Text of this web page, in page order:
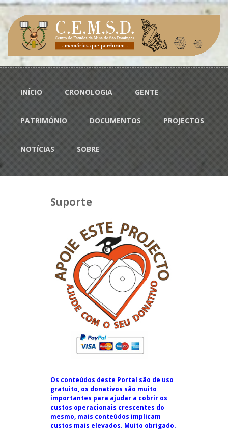
Passar para o conteúdo principal
Menu principal
INÍCIO CRONOLOGIA GENTE
PATRIMÓNIO DOCUMENTOS PROJECTOS
NOTÍCIAS SOBRE
Suporte
Os conteúdos deste Portal são de uso
gratuito, os donativos são muito
importantes para ajudar a cobrir os
custos operacionais crescentes do
mesmo, mais conteúdos implicam
custos mais elevados. Muito obrigado.